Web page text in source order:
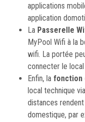
applications
application
La Passerelle
MyPool Wifi à la
wifi. La portée
connecter le
Enfin, la fonction
local technique
distances
domestique, par